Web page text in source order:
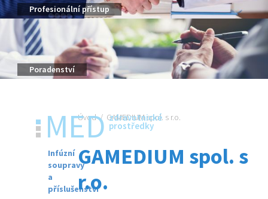
Profesionální přístup
Poradenství
MED zdravotnické
prostředky
Infúzní
soupravy
a
příslušenství
Úvod/ GAMEDIUM spol. s r.o.
GAMEDIUM spol. s
r.o.